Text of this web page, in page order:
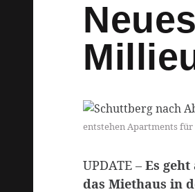
entstehen Apartments für
UPDATE – Es
das Miethaus in